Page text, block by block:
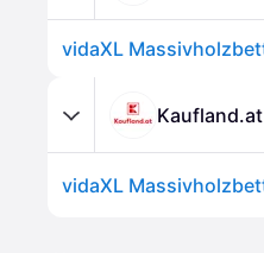
Kaufland.at